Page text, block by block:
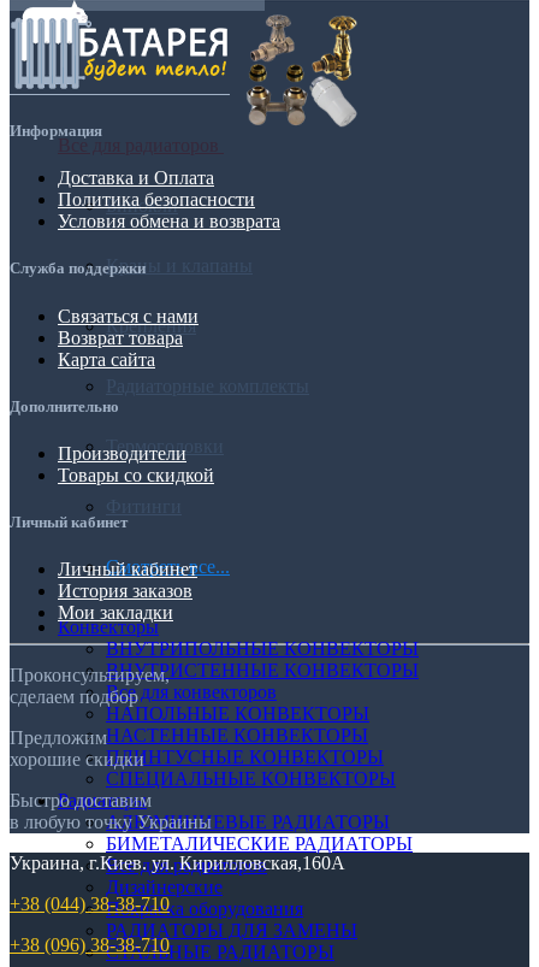
Все для радиаторов
Бинокли
Краны и клапаны
Крепления
Радиаторные комплекты
Термоголовки
Смотреть все...
Конвекторы
ВНУТРИПОЛЬНЫЕ КОНВЕКТОРЫ
ВНУТРИСТЕННЫЕ КОНВЕКТОРЫ
Все для конвекторов
НАПОЛЬНЫЕ КОНВЕКТОРЫ
НАСТЕННЫЕ КОНВЕКТОРЫ
ПЛИНТУСНЫЕ КОНВЕКТОРЫ
СПЕЦИАЛЬНЫЕ КОНВЕКТОРЫ
Радиаторы
АЛЮМИНИЕВЫЕ РАДИАТОРЫ
БИМЕТАЛИЧЕСКИЕ РАДИАТОРЫ
Все для радиаторов
Дизайнерские
Покраска оборудования
РАДИАТОРЫ ДЛЯ ЗАМЕНЫ
СТАЛЬНЫЕ РАДИАТОРЫ
Информация
Доставка и Оплата
Политика безопасности
Условия обмена и возврата
Служба поддержки
Связаться с нами
Возврат товара
Карта сайта
Дополнительно
Производители
Товары со скидкой
Личный кабинет
Личный кабинет
История заказов
Мои закладки
Проконсультируем,
сделаем подбор
Предложим
хорошие скидки
Быстро доставим
в любую точку Украины
Украина, г.Киев. ул. Кирилловская,160А
+38 (044) 38-38-710
+38 (096) 38-38-710